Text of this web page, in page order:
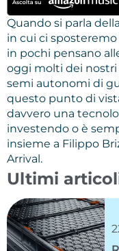
Quando si parla
in cui ci
in pochi pensano
oggi molti dei nostri
semi autonomi di
questo punto di
davvero una
investendo o è
insieme a Filippo
Arrival.
Ultimi